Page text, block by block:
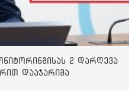
2 დარღევა
დააჯარიმა